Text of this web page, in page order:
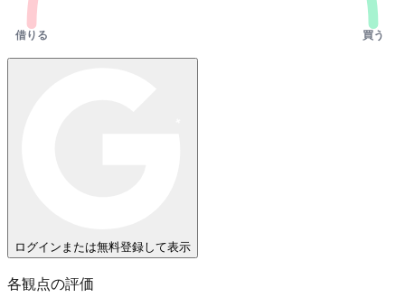
借りる 買う
ログインまたは無料登録して表示
各観点の評価